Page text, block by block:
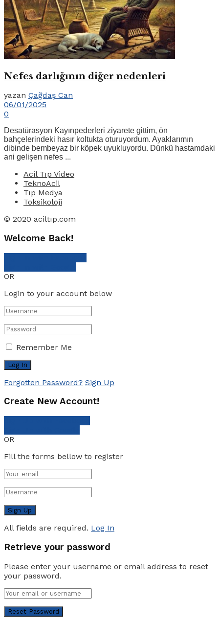
Nefes darlığının diğer nedenleri
yazan Çağdaş Can
06/01/2025
0
Desatürasyon Kayınpederleri ziyarete gittim, ön
bahçelerindeki hasır koltukta oturuyordum. Ayaklarımın
dibinde bembeyaz bir köpek uyukluyordu. Dünkü hastamdaki
ani gelişen nefes ...
Acil Tıp Video
TeknoAcil
Tıp Medya
Toksikoloji
© 2020 aciltıp.com
Welcome Back!
OR
Login to your account below
Remember Me
Forgotten Password? Sign Up
Create New Account!
OR
Fill the forms bellow to register
All fields are required. Log In
Retrieve your password
Please enter your username or email address to reset
your password.